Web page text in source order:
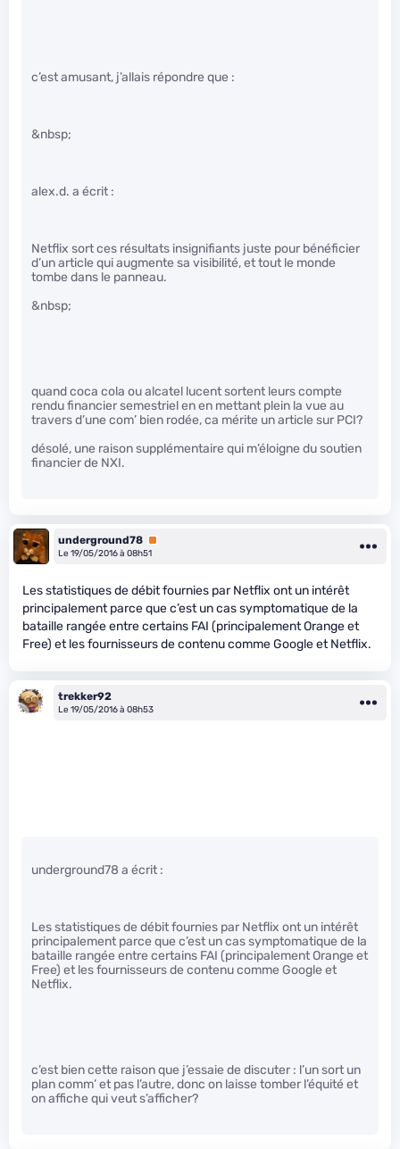
c’est amusant, j’allais répondre que :
&nbsp;
alex.d. a écrit :
Netflix sort ces résultats insignifiants juste pour bénéficier
d’un article qui augmente sa visibilité, et tout le monde
tombe dans le panneau.
&nbsp;
quand coca cola ou alcatel lucent sortent leurs compte
rendu financier semestriel en en mettant plein la vue au
travers d’une com’ bien rodée, ca mérite un article sur PCI?
désolé, une raison supplémentaire qui m’éloigne du soutien
financier de NXI.
underground78 Premium
Le 19/05/2016 à 08h51
Les statistiques de débit fournies par Netflix ont un intérêt
principalement parce que c’est un cas symptomatique de la
bataille rangée entre certains FAI (principalement Orange et
Free) et les fournisseurs de contenu comme Google et Netflix.
trekker92
Le 19/05/2016 à 08h53
underground78 a écrit :
Les statistiques de débit fournies par Netflix ont un intérêt
principalement parce que c’est un cas symptomatique de la
bataille rangée entre certains FAI (principalement Orange et
Free) et les fournisseurs de contenu comme Google et
Netflix.
c’est bien cette raison que j’essaie de discuter : l’un sort un
plan comm’ et pas l’autre, donc on laisse tomber l’équité et
on affiche qui veut s’afficher?